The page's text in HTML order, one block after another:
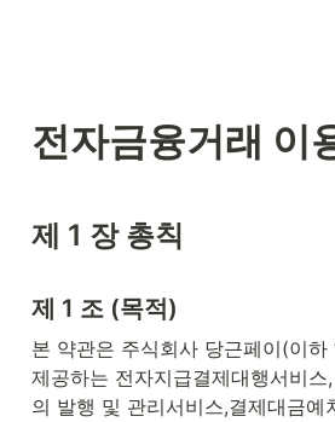
전자금융거래 이
제 1 장 총칙
제 1 조 (목적)
본 약관은 주식회사 당근페이(이하
제공하는 전자지급결제대행서비
의 발행 및 관리서비스,결제대금예